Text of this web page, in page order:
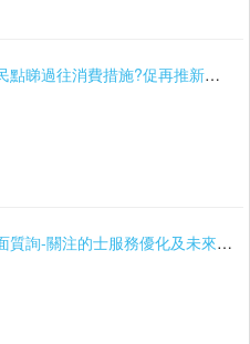
2026.03.26市民點睇過往消費措施?促再推新一輪措施
2026.03.23書面質詢-關注的士服務優化及未來規劃